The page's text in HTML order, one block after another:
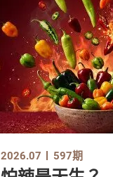
2026.07 597期